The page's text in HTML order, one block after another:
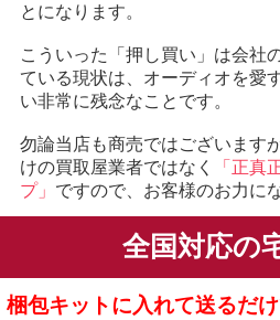
とになります。
こういった「押し買い」は会社
ている現状は、オーディオを愛
い非常に残念なことです。
勿論当店も商売ではございます
けの買取屋業者ではなく
「正真
プ」 ですので、お客様のお力に
全国対応の
梱包キットに入れて送るだ